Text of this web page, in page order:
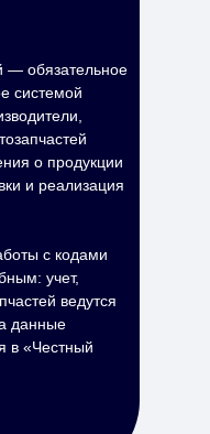
— обязательное
системой
о продукции
и реализация
с кодами
учет,
ведутся
данные
в «Честный